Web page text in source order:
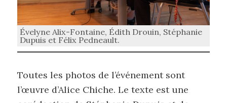
Évelyne Alix-Fontaine, Édith Drouin, Stéphanie
Dupuis et Félix Pedneault.
Toutes les photos de l’événement sont
l’œuvre d’Alice Chiche. Le texte est une